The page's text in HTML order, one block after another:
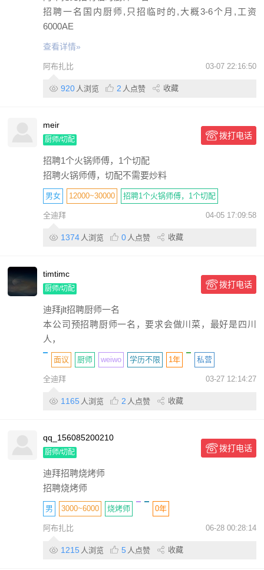
招聘一名国内厨师,只招临时的,大概3-6个月,工资
6000AE
查看详情»
阿布扎比 03-07 22:16:50
920 人浏览 2 人点赞 收藏
meir
厨师/切配 拨打电话
招聘1个火锅师傅，1个切配
招聘火锅师傅，切配不需要炒料
男女 12000~30000 招聘1个火锅师傅，1个切配
迪拜商业港火锅
包住 包吃包签证带薪休假包机票 个人
全迪拜 04-05 17:09:58
1374 人浏览 0 人点赞 收藏
timtimc
厨师/切配 拨打电话
迪拜jlt招聘厨师一名
本公司预招聘厨师一名，要求会做川菜，最好是四川
人，
面议 厨师 weiwo 学历不限 1年 私营
全迪拜 03-27 12:14:27
1165 人浏览 2 人点赞 收藏
qq_156085200210
厨师/切配 拨打电话
迪拜招聘烧烤师
招聘烧烤师
男 3000~6000 烧烤师 0年
包住包吃
阿布扎比 06-28 00:28:14
1215 人浏览 5 人点赞 收藏